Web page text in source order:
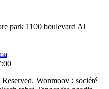
park 1100 boulevard Al
Wonmoov : société